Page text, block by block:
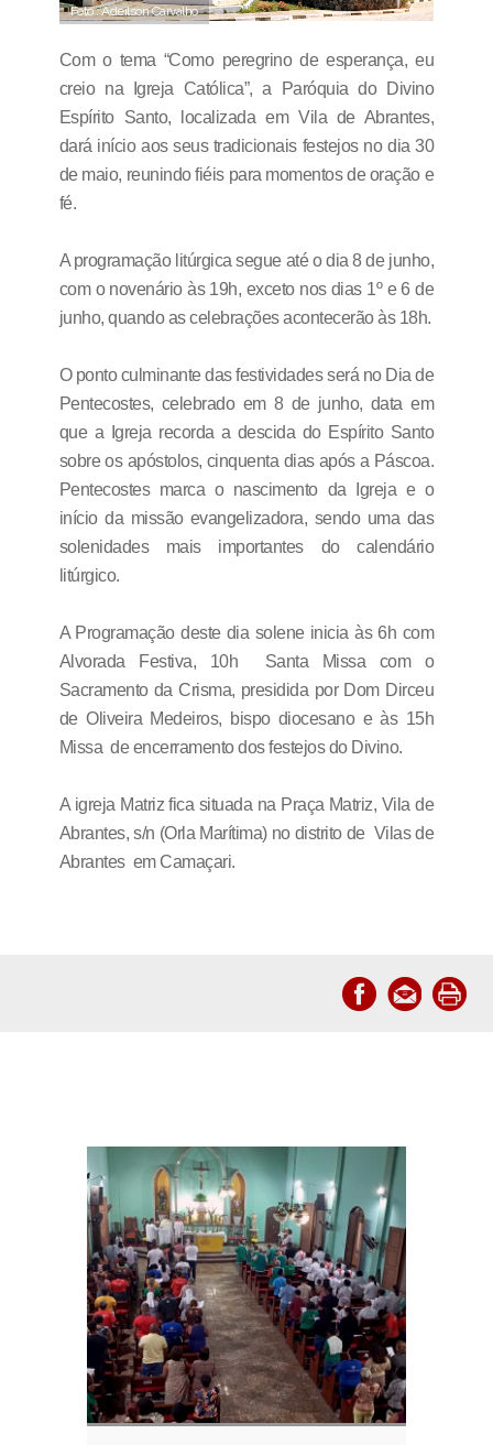
Foto : Adeilson Carvalho
Com o tema “Como peregrino de esperança, eu
creio na Igreja Católica”, a Paróquia do Divino
Espírito Santo, localizada em Vila de Abrantes,
dará início aos seus tradicionais festejos no dia 30
de maio, reunindo fiéis para momentos de oração e
fé.
A programação litúrgica segue até o dia 8 de junho,
com o novenário às 19h, exceto nos dias 1º e 6 de
junho, quando as celebrações acontecerão às 18h.
O ponto culminante das festividades será no Dia de
Pentecostes, celebrado em 8 de junho, data em
que a Igreja recorda a descida do Espírito Santo
sobre os apóstolos, cinquenta dias após a Páscoa.
Pentecostes marca o nascimento da Igreja e o
início da missão evangelizadora, sendo uma das
solenidades mais importantes do calendário
litúrgico.
A Programação deste dia solene inicia às 6h com
Alvorada Festiva, 10h Santa Missa com o
Sacramento da Crisma, presidida por Dom Dirceu
de Oliveira Medeiros, bispo diocesano e às 15h
Missa de encerramento dos festejos do Divino.
A igreja Matriz fica situada na Praça Matriz, Vila de
Abrantes, s/n (Orla Marítima) no distrito de Vilas de
Abrantes em Camaçari.
Notícias relacionadas